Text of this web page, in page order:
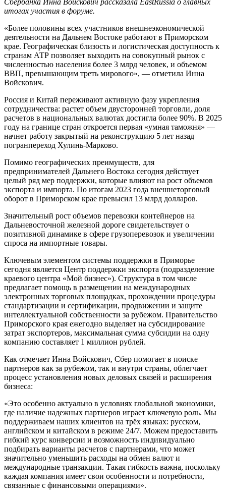
итогах участия в форуме.
«Более половины всех участников внешнеэкономической
деятельности на Дальнем Востоке работают в Приморском
крае. Географическая близость и логистическая доступность к
странам АТР позволяет выходить на совокупный рынок с
численностью населения более 3 млрд человек, и объемом
ВВП, превышающим треть мирового», — отметила Инна
Войскович.
Россия и Китай переживают активную фазу укрепления
сотрудничества: растет объем двусторонней торговли, доля
расчетов в национальных валютах достигла более 90%. В 2025
году на границе стран откроется первая «умная таможня» —
начнет работу закрытый на реконструкцию 5 лет назад
погранпереход Хулинь-Марково.
Помимо географических преимуществ, для
предпринимателей Дальнего Востока сегодня действует
целый ряд мер поддержки, которые влияют на рост объемов
экспорта и импорта. По итогам 2023 года внешнеторговый
оборот в Приморском крае превысил 13 млрд долларов.
Значительный рост объемов перевозки контейнеров на
Дальневосточной железной дороге свидетельствует о
позитивной динамике в сфере грузоперевозок и увеличении
спроса на импортные товары.
Ключевым элементом системы поддержки в Приморье
сегодня является Центр поддержки экспорта (подразделение
краевого центра «Мой бизнес»). Структура в том числе
предлагает помощь в размещении на международных
электронных торговых площадках, прохождении процедуры
стандартизации и сертификации, продвижении и защите
интеллектуальной собственности за рубежом. Правительство
Приморского края ежегодно выделяет на субсидирование
затрат экспортеров, максимальная сумма субсидии на одну
компанию составляет 1 миллион рублей.
Как отмечает Инна Войскович, Сбер помогает в поиске
партнеров как за рубежом, так и внутри страны, облегчает
процесс установления новых деловых связей и расширения
бизнеса:
«Это особенно актуально в условиях глобальной экономики,
где наличие надежных партнеров играет ключевую роль. Мы
поддерживаем наших клиентов на трёх языках: русском,
английском и китайском в режиме 24/7. Можем предоставить
гибкий курс конверсии и возможность индивидуально
подбирать варианты расчетов с партнерами, что может
значительно уменьшить расходы на обмен валют и
международные транзакции. Такая гибкость важна, поскольку
каждая компания имеет свои особенности и потребности,
связанные с финансовыми операциями».